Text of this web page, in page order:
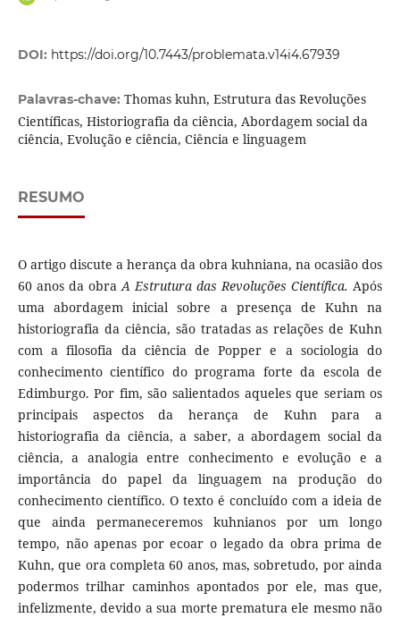
DOI: https://doi.org/10.7443/problemata.v14i4.67939
Palavras-chave: Thomas kuhn, Estrutura das Revoluções
Científicas, Historiografia da ciência, Abordagem social da
ciência, Evolução e ciência, Ciência e linguagem
RESUMO
O artigo discute a herança da obra kuhniana, na ocasião dos
60 anos da obraA Estrutura das Revoluções Científica.Após
uma abordagem inicial sobre a presença de Kuhn na
historiografia da ciência, são tratadas as relações de Kuhn
com a filosofia da ciência de Popper e a sociologia do
conhecimento científico do programa forte da escola de
Edimburgo. Por fim, são salientados aqueles que seriam os
principais aspectos da herança de Kuhn para a
historiografia da ciência, a saber, a abordagem social da
ciência, a analogia entre conhecimento e evolução e a
importância do papel da linguagem na produção do
conhecimento científico. O texto é concluído com a ideia de
que ainda permaneceremos kuhnianos por um longo
tempo, não apenas por ecoar o legado da obra prima de
Kuhn, que ora completa 60 anos, mas, sobretudo, por ainda
podermos trilhar caminhos apontados por ele, mas que,
infelizmente, devido a sua morte prematura ele mesmo não